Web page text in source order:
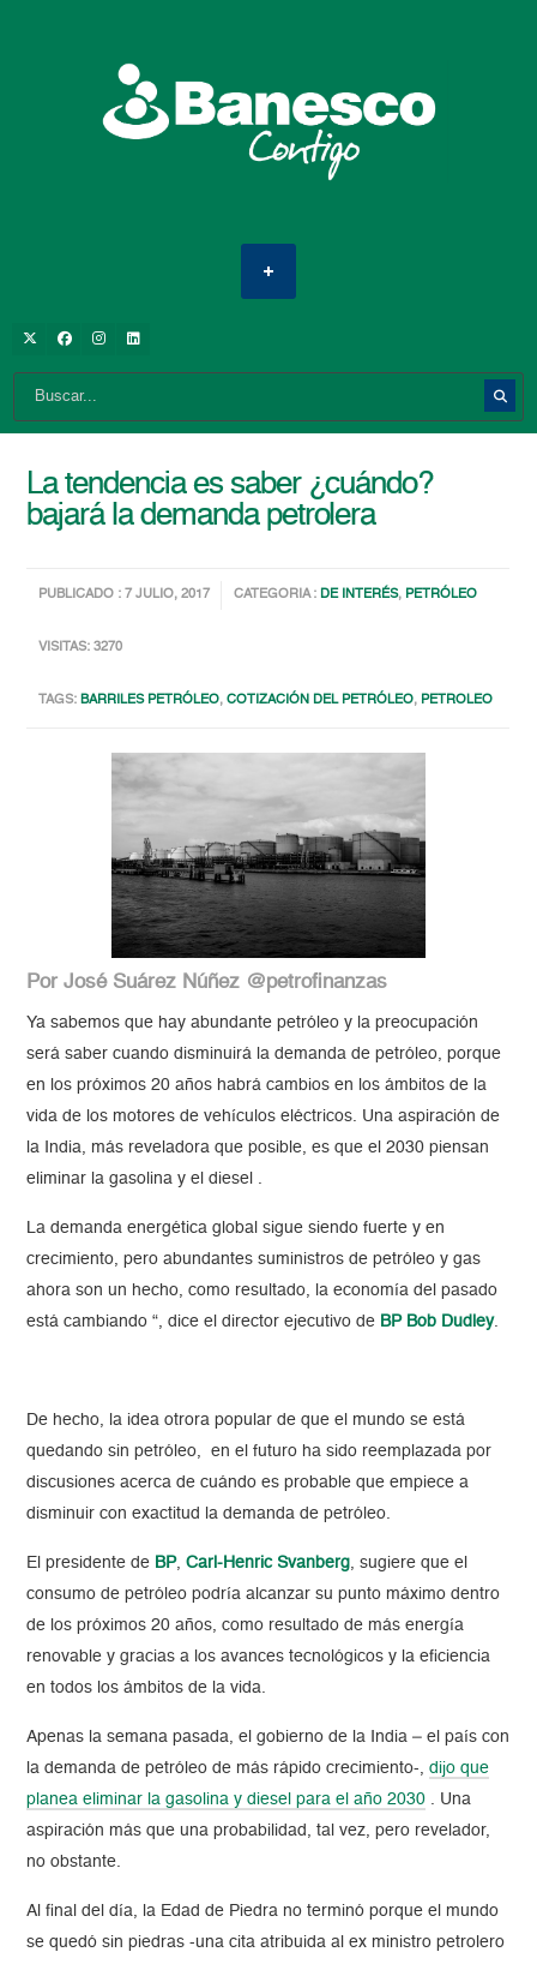
La tendencia es saber ¿cuándo?
bajará la demanda petrolera
PUBLICADO : 7 JULIO, 2017 CATEGORIA :DE INTERÉS, PETRÓLEO
VISITAS: 3270
TAGS:BARRILES PETRÓLEO,COTIZACIÓN DEL PETRÓLEO, PETROLEO
Por José Suárez Núñez @petrofinanzas
Ya sabemos que hay abundante petróleo y la preocupación
será saber cuando disminuirá la demanda de petróleo, porque
en los próximos 20 años habrá cambios en los ámbitos de la
vida de los motores de vehículos eléctricos. Una aspiración de
la India, más reveladora que posible, es que el 2030 piensan
eliminar la gasolina y el diesel .
La demanda energética global sigue siendo fuerte y en
crecimiento, pero abundantes suministros de petróleo y gas
ahora son un hecho, como resultado, la economía del pasado
está cambiando “, dice el director ejecutivo de BP Bob Dudley.
De hecho, la idea otrora popular de que el mundo se está
quedando sin petróleo, en el futuro ha sido reemplazada por
discusiones acerca de cuándo es probable que empiece a
disminuir con exactitud la demanda de petróleo.
El presidente de BP,Carl-Henric Svanberg, sugiere que el
consumo de petróleo podría alcanzar su punto máximo dentro
de los próximos 20 años, como resultado de más energía
renovable y gracias a los avances tecnológicos y la eficiencia
en todos los ámbitos de la vida.
Apenas la semana pasada, el gobierno de la India – el país con
la demanda de petróleo de más rápido crecimiento-,dijo que
planea eliminar la gasolina y diesel para el año 2030 . Una
aspiración más que una probabilidad, tal vez, pero revelador,
no obstante.
Al final del día, la Edad de Piedra no terminó porque el mundo
se quedó sin piedras -una cita atribuida al ex ministro petrolero